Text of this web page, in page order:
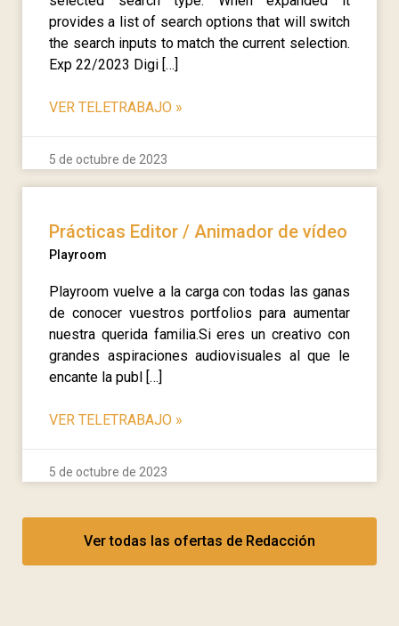
provides a list of search options that will switch
the search inputs to match the current selection.
Exp 22/2023 Digi […]
VER TELETRABAJO »
5 de octubre de 2023
Prácticas Editor / Animador de vídeo
Playroom
Playroom vuelve a la carga con todas las ganas
de conocer vuestros portfolios para aumentar
nuestra querida familia.Si eres un creativo con
grandes aspiraciones audiovisuales al que le
encante la publ […]
VER TELETRABAJO »
5 de octubre de 2023
Ver todas las ofertas de Redacción